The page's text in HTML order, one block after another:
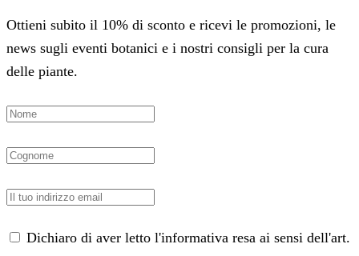
Ottieni subito il 10% di sconto e ricevi le promozioni, le
news sugli eventi botanici e i nostri consigli per la cura
delle piante.
Dichiaro di aver letto l'informativa resa ai sensi dell'art.